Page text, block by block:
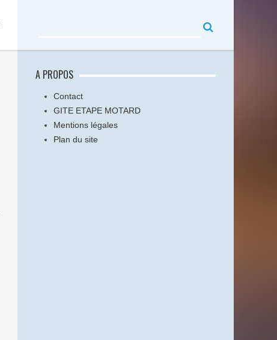
A PROPOS
Contact
GITE ETAPE MOTARD
Mentions légales
Plan du site